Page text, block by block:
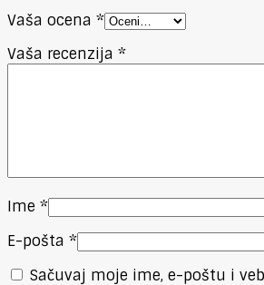
Vaša ocena *
Vaša recenzija *
Ime *
E-pošta *
Sačuvaj moje ime, e-poštu i